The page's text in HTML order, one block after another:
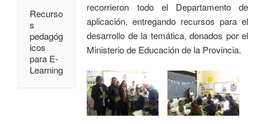
recorrieron todo el Departamento de
aplicación, entregando recursos para el
desarrollo de la temática, donados por el
Ministerio de Educación de la Provincia.
Recurso
s
pedagóg
icos
para E-
Learning